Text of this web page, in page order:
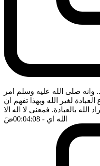
وانه صلى الله عليه وسلم امر
لغير الله وبهذا تفهم ان
بالعبادة. فمعنى لا اله الا
الله اي - 00:04:08 ضَ